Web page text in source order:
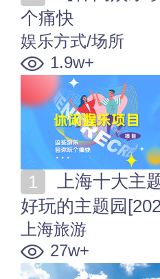
个痛快
娱乐方式/场所
1.9w+
好玩的主题园
上海旅游
27w+